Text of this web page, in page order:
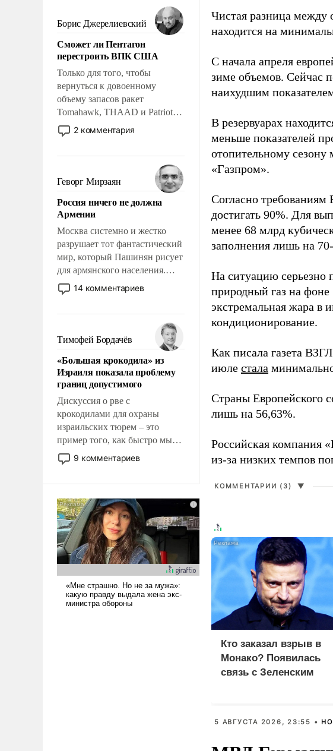
Борис Джерелиевский
Сможет ли Пентагон
перестроить ВПК США
Только для того, чтобы
вернуться к довоенному
объему запасов ракет
Tomahawk, THAAD и Patriot
США потребуется более трех
лет. Даже небольшая война с
Сложившаяся ситуация
означает многолетний период
уязвимости США, например,
перед Китаем.
2 комментария
Геворг Мирзаян
Россия ничего не должна
Армении
Москва системно и жестко
разрушает тот фантастический
мир, который Пашинян рисует
для армянского населения.
Мир, где политические
прожекты будут безусловно
налогоплательщиков и где
Еревану за свои поступки не
нужно отвечать.
14 комментариев
Тимофей Бордачёв
«Большая крокодила» из
Израиля показала проблему
границ допустимого
Дискуссия о рве с
крокодилами для охраны
израильских тюрем – это
пример того, как быстро мы
двигаемся по пути
революционных изменений.
псевдонаучной фантастики,
стало всерьез обсуждаемой
идеей.
9 комментариев
Чистая разница между
находится на
С начала апреля
зиме объемов. Сейчас
наихудшим
В резервуарах
меньше показателей
отопительному сезону
«Газпром».
Согласно
достигать 90%. Для
менее 68 млрд
заполнения лишь на
На ситуацию серьезно
природный газ на
экстремальная жара в
кондиционирование.
Как писала газета
июле стала
Страны Европейского
лишь на 56,63%.
Российская компания
из-за низких темпов
КОММЕНТАРИИ (3) ▼
Кто заказал взрыв в
Монако? Появилась
связь с Зеленским
5 АВГУСТА 2026, 23:55 •